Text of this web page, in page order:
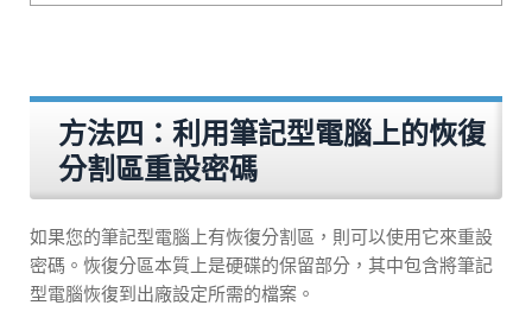
方法四：利用筆記型電腦上的恢復
分割區重設密碼
如果您的筆記型電腦上有恢復分割區，則可以使用它來重設
密碼。恢復分區本質上是硬碟的保留部分，其中包含將筆記
型電腦恢復到出廠設定所需的檔案。